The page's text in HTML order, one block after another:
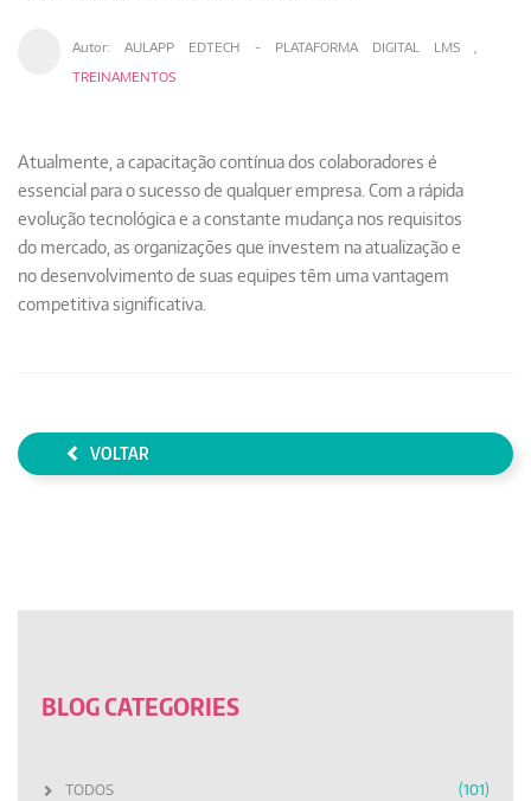
Autor:AULAPP EDTECH - PLATAFORMA DIGITAL LMS,
TREINAMENTOS
Atualmente, a capacitação contínua dos colaboradores é
essencial para o sucesso de qualquer empresa. Com a rápida
evolução tecnológica e a constante mudança nos requisitos
do mercado, as organizações que investem na atualização e
no desenvolvimento de suas equipes têm uma vantagem
competitiva significativa.
VOLTAR
BLOG CATEGORIES
TODOS (101)